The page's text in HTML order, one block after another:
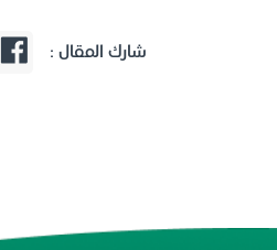
شارك المقال :